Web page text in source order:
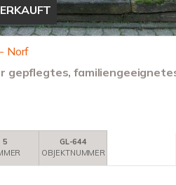
Norf
gepflegtes,
5
GL-644
OBJEKTNUMMER